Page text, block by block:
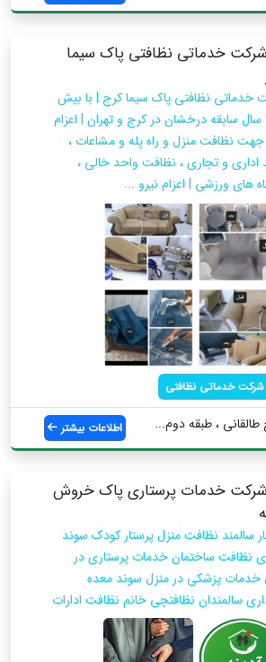
شرکت خدماتی نظافتی پاک سیما
خدماتی نظافتی پاک سیما کرج | با بیش
از ۲۰ سال سابقه درخشان در کرج و تهران | اعزام
جهت نظافت منزل و راه پله و مشاعات ،
اداری و تجاری ، نظافت واحد خالی ،
های ورزشی | اعزام نیرو ...
شرکت خدماتی نظافتی
طالقانی ، طبقه دوم... اطلاعات بیشتر
شرکت خدمات پرستاری پاک خروش
سالمند نظافت منزل پرستار کودک سوند
نظافت ساختمان خدمات پرستاری در
خدمات پزشکی در منزل سوند معده
سالمندان نظافتچی خانم نظافت ادارات